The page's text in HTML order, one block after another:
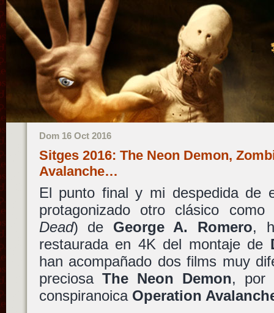
Dom 16 Oct 2016
Sitges 2016: The Neon Demon,
Avalanche…
El punto final y mi despedida de
protagonizado otro clásico
Dead) de George A. Romero,
restaurada en 4K del montaje de
han acompañado dos films muy
preciosa The Neon Demon, por
conspiranoica Operation